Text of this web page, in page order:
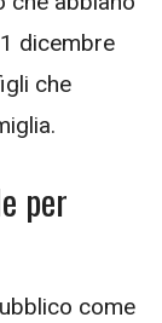
dicembre
che
per
come